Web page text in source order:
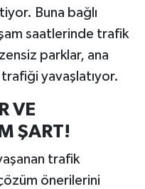
Buna bağlı
saatlerinde trafik
parklar, ana
yavaşlatıyor.
VE
ŞART!
trafik
çözüm önerilerini